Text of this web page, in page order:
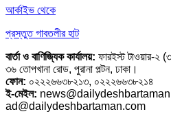
আর্কাইভ থেকে
প্রস্তুত গাবতলীর হাট
বার্তা ও বাণিজ্যিক কার্যালয়: ফারইস্ট টাওয়ার-২
৩৬ তোপখানা রোড, পুরানা পল্টন, ঢাকা।
ফোন: ০২২২৬৬৩৮২১৩, ০২২২৬৬৩৮২১৪
ই-মেইল:
ad@dailydeshbartaman.com